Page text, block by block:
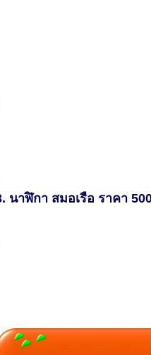
นาฬิกา สมอเรือ ราคา